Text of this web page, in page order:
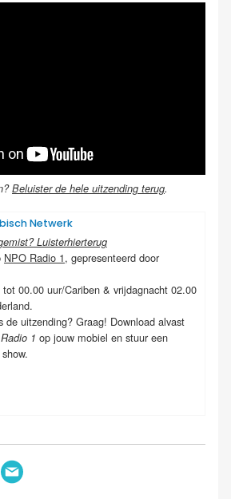
Beluister de hele uitzending terug.
Netwerk
Luisterhierterug
NPO Radio 1, gepresenteerd door
tot 00.00 uur/Cariben & vrijdagnacht 02.00
de uitzending? Graag! Download alvast
1 op jouw mobiel en stuur een